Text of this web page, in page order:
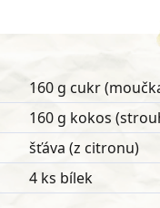
160 g cukr
160 g kokos
šťáva (z citronu)
4 ks bílek